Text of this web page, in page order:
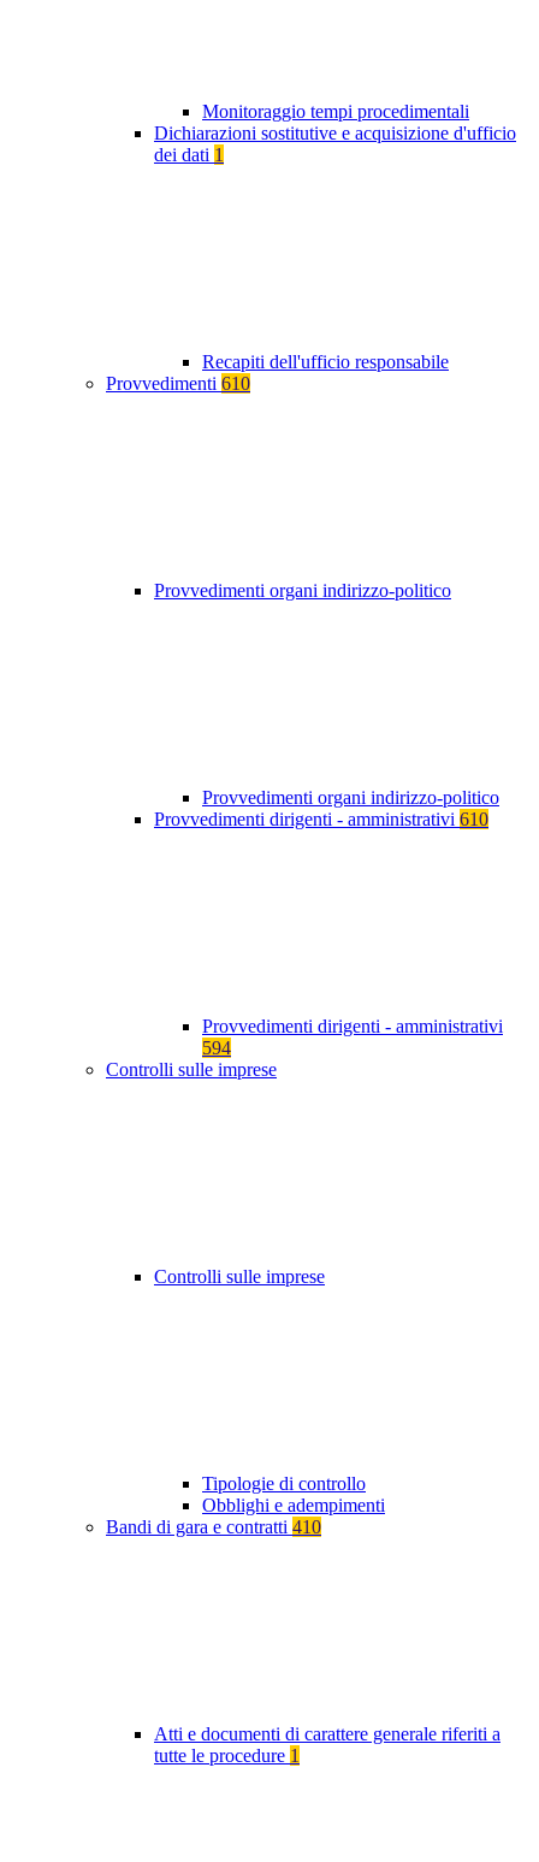
Monitoraggio tempi procedimentali
Dichiarazioni sostitutive e acquisizione d'ufficio
dei dati 1
Recapiti dell'ufficio responsabile
Provvedimenti 610
Provvedimenti organi indirizzo-politico
Provvedimenti organi indirizzo-politico
Provvedimenti dirigenti - amministrativi 610
Provvedimenti dirigenti - amministrativi
594
Controlli sulle imprese
Controlli sulle imprese
Tipologie di controllo
Obblighi e adempimenti
Bandi di gara e contratti 410
Atti e documenti di carattere generale riferiti a
tutte le procedure 1